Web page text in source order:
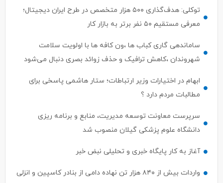
توکلی: هدف‌گذاری ۵۰۰ هزار متخصص در طرح ایران دیجیتال؛
معرفی مستقیم ۵۰ نفر برتر به بازار کار
ساماندهی گاری کباب ها ،ون کافه ها با اولویت سلامت
شهروندان ،کاهش ترافیک و حذف زوائد بصری دنبال می‌شود
ابهام در اختیارات وزیر ارتباطات؛ ستار هاشمی پاسخی برای
مطالبات مردم دارد ؟
سرپرست معاونت توسعه مدیریت، منابع و برنامه ریزی
دانشگاه علوم پزشکی گیلان منصوب شد
آغاز به کار پایگاه خبری و تحلیلی نبض خبر
واردات بیش از ۸۴۰ هزار تن نهاده دامی از بنادر كاسپین و انزلی